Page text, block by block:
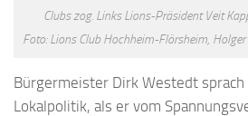
Clubs zog. Links Lions-Präsident Veit
Foto: Lions Club Hochheim-Flörsheim,
Bürgermeister Dirk Westedt
Lokalpolitik, als er vom